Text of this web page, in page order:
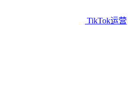
TikTok运营